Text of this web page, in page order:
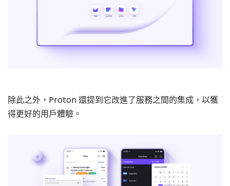
除此之外，Proton 還提到它改進了服務之間的集成，以獲
得更好的用戶體驗。